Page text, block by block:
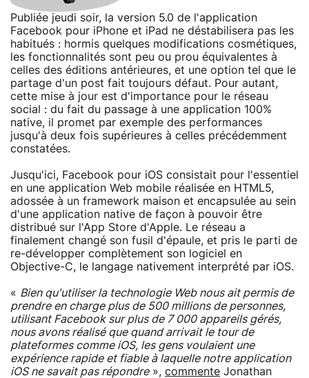
Publiée jeudi soir, la version 5.0 de l'application
Facebook pour iPhone et iPad ne déstabilisera pas les
habitués : hormis quelques modifications cosmétiques,
les fonctionnalités sont peu ou prou équivalentes à
celles des éditions antérieures, et une option tel que le
partage d'un post fait toujours défaut. Pour autant,
cette mise à jour est d'importance pour le réseau
social : du fait du passage à une application 100%
native, il promet par exemple des performances
jusqu'à deux fois supérieures à celles précédemment
constatées.
Jusqu'ici, Facebook pour iOS consistait pour l'essentiel
en une application Web mobile réalisée en HTML5,
adossée à un framework maison et encapsulée au sein
d'une application native de façon à pouvoir être
distribué sur l'App Store d'Apple. Le réseau a
finalement changé son fusil d'épaule, et pris le parti de
re-développer complètement son logiciel en
Objective-C, le langage nativement interprété par iOS.
« Bien qu'utiliser la technologie Web nous ait permis de
prendre en charge plus de 500 millions de personnes,
utilisant Facebook sur plus de 7 000 appareils gérés,
nous avons réalisé que quand arrivait le tour de
plateformes comme iOS, les gens voulaient une
expérience rapide et fiable à laquelle notre application
iOS ne savait pas répondre», commente Jonathan